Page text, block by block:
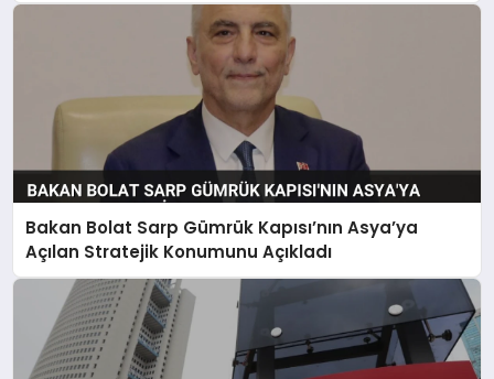
Bakan Bolat Sarp Gümrük Kapısı’nın Asya’ya
Açılan Stratejik Konumunu Açıkladı